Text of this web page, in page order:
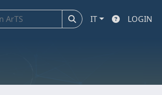
IT LOGIN